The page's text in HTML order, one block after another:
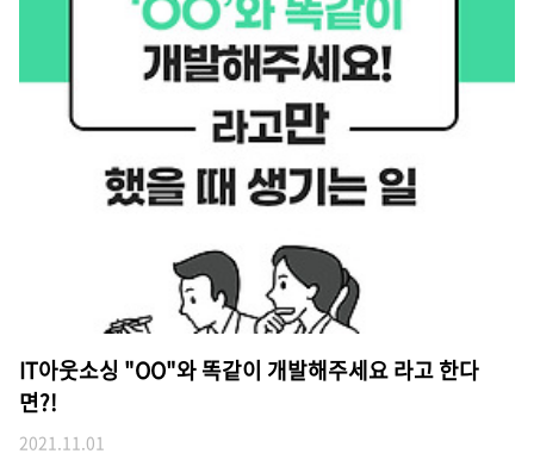
IT아웃소싱 "OO"와 똑같이 개발해주세요 라고 한다
면?!
2021.11.01